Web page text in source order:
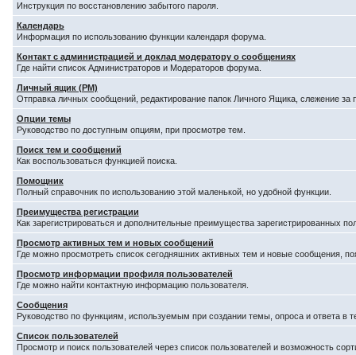
Инструкция по восстановлению забытого пароля.
Календарь
Информация по использованию функции календаря форума.
Контакт с администрацией и доклад модератору о сообщениях
Где найти список Администраторов и Модераторов форума.
Личный ящик (PM)
Отправка личных сообщений, редактирование папок Личного Ящика, слежение
Опции темы
Руководство по доступным опциям, при просмотре тем.
Поиск тем и сообщений
Как воспользоваться функцией поиска.
Помощник
Полный справочник по использованию этой маленькой, но удобной функции.
Преимущества регистрации
Как зарегистрироваться и дополнительные преимущества зарегистрированных
Просмотр активных тем и новых сообщений
Где можно просмотреть список сегодняшних активных тем и новые сообщения,
Просмотр информации профиля пользователей
Где можно найти контактную информацию пользователя.
Сообщения
Руководство по функциям, используемым при создании темы, опроса и ответа в
Список пользователей
Просмотр и поиск пользователей через список пользователей и возможность